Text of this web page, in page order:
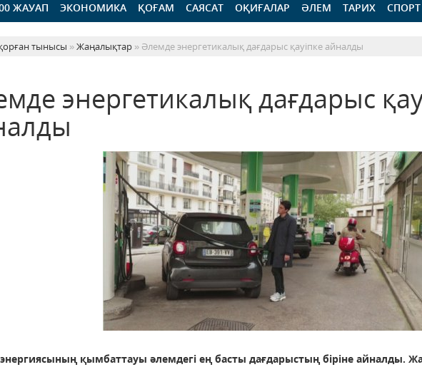
ЖАУАП ЭКОНОМИКА ҚОҒАМ САЯСАТ ОҚИҒАЛАР ӘЛЕМ ТАРИХ СПОРТ
тынысы »Жаңалықтар » Әлемде энергетикалық дағдарыс қауіпке айналды
энергетикалық дағдарыс
қымбаттауы әлемдегі ең басты дағдарыстың біріне айналды.